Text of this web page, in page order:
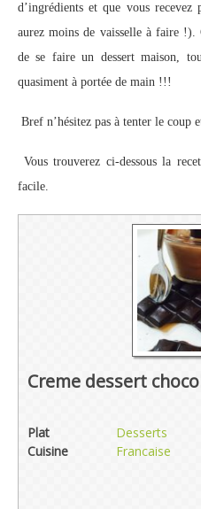
d’ingrédients et que vous recevez
aurez moins de vaisselle à faire !).
de se faire un dessert maison,
quasiment à portée de main !!!
Bref n’hésitez pas à tenter le coup
Vous trouverez ci-dessous la
facile.
Creme dessert
Plat
Desserts
Cuisine
Francaise